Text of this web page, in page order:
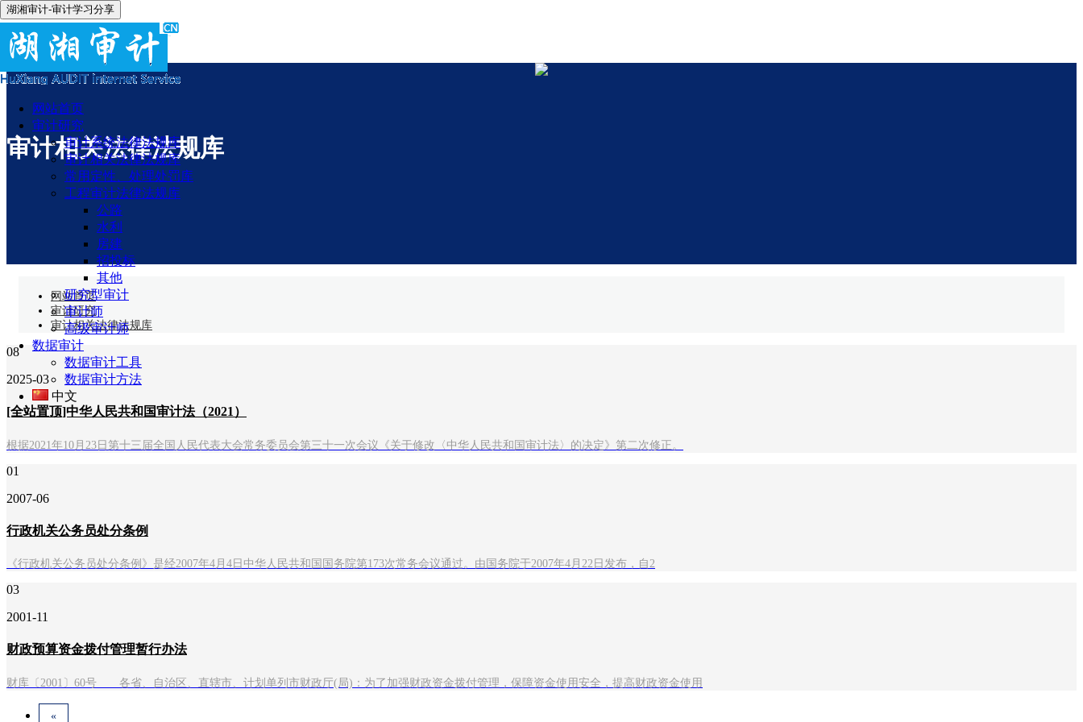
湖湘审计-审计学习分享
网站首页
审计研究
审计系统法律法规库
审计相关法律法规库
常用定性、处理处罚库
工程审计法律法规库
公路
水利
房建
招投标
其他
研究型审计
审计师
高级审计师
数据审计
数据审计工具
数据审计方法
中文
审计相关法律法规库
网站首页
审计研究
审计相关法律法规库
08
2025-03
[全站置顶]中华人民共和国审计法（2021）
根据2021年10月23日第十三届全国人民代表大会常务委员会第三十一次会议《关于修改〈中华人民共和国审计法〉的决定》第二次修正。
01
2007-06
行政机关公务员处分条例
《行政机关公务员处分条例》是经2007年4月4日中华人民共和国国务院第173次常务会议通过。由国务院于2007年4月22日发布，自2
03
2001-11
财政预算资金拨付管理暂行办法
财库〔2001〕60号 各省、自治区、直辖市、计划单列市财政厅(局)：为了加强财政资金拨付管理，保障资金使用安全，提高财政资金使用
«